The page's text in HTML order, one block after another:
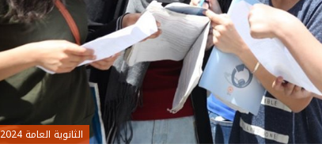
الثانوية العامة 2024